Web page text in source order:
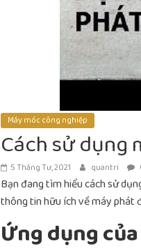
Máy móc công nghiệp
Cách sử dụng
5 Tháng Tư, 2021 quantri
Bạn đang tìm hiểu cách sử
thông tin hữu ích về máy phát
Ứng dụng